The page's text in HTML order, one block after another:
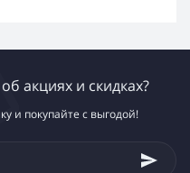
акциях и скидках?
и покупайте с выгодой!